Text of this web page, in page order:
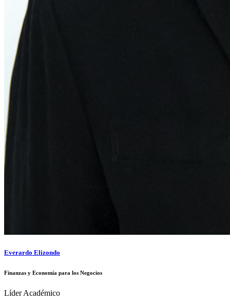
Everardo Elizondo
Finanzas y Economía para los Negocios
Líder Académico